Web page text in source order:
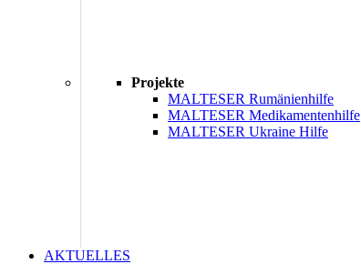
Projekte
MALTESER Rumänienhilfe
MALTESER Medikamentenhilfe
MALTESER Ukraine Hilfe
AKTUELLES